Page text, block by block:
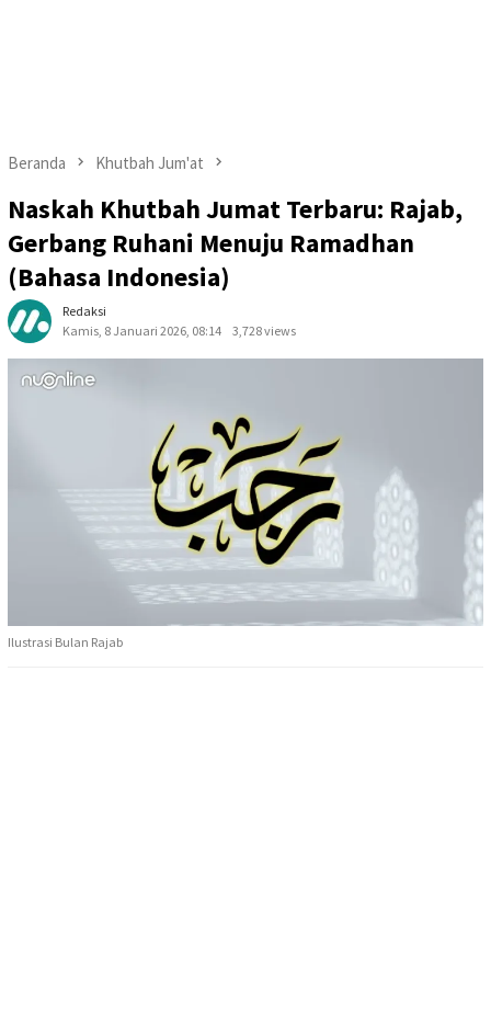
Beranda Khutbah Jum'at
Naskah Khutbah Jumat Terbaru: Rajab,
Gerbang Ruhani Menuju Ramadhan
(Bahasa Indonesia)
Redaksi
Kamis, 8 Januari 2026, 08:14
3,728 views
Ilustrasi Bulan Rajab